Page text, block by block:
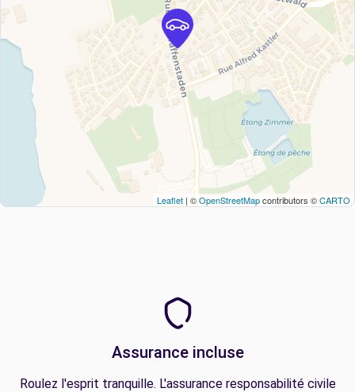
Leaflet | ©OpenStreetMapcontributors ©CARTO
Assurance incluse
Roulez l'esprit tranquille. L'assurance responsabilité civile